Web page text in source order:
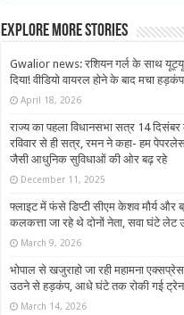
Explore More Stories
Gwalior news: रशियन गर्ल के साथ
दिया! वीडियो वायरल होने के बाद मचा हड़कंप
April 18, 2026
राज्य का पहला विधानसभा सत्र 14
रविवार से ही सत्र, रमन ने कहा- हम
जैसी आधुनिक सुविधाओं की ओर बढ़ रहे
December 11, 2025
फ्लाइट में फंसे डिप्टी सीएम केशव मौर्य और
कलकत्ता जा रहे थे दोनों नेता, सवा घंटे लेट
March 9, 2026
भोपाल से खजुराहो जा रही महामना
उठने से हड़कंप, आधे घंटे तक रोकी गई ट्रेन,
March 14, 2026